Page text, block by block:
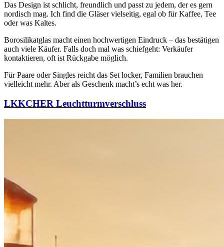
Das Design ist schlicht, freundlich und passt zu jedem, der es gern
nordisch mag. Ich find die Gläser vielseitig, egal ob für Kaffee, Tee
oder was Kaltes.
Borosilikatglas macht einen hochwertigen Eindruck – das bestätigen
auch viele Käufer. Falls doch mal was schiefgeht: Verkäufer
kontaktieren, oft ist Rückgabe möglich.
Für Paare oder Singles reicht das Set locker, Familien brauchen
vielleicht mehr. Aber als Geschenk macht’s echt was her.
LKKCHER Leuchtturmverschluss